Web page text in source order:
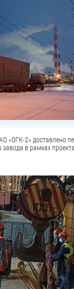
«ОГК-2» доставлено
завода в рамках